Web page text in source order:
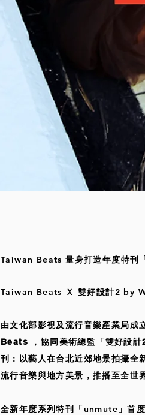
Taiwan Beats 量身打造年度特刊
Taiwan Beats Ｘ 雙好設計2 by
由文化部影視及流行音樂產業局
Beats ，協同美術總監「雙好設
刊：以藝人在台北近郊地景拍攝全
流行音樂與地方美景，推播至全世
全新年度系列特刊「unmute」首